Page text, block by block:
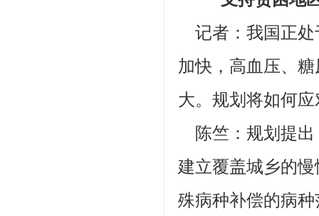
记者：我国正处
加快，高血压、
大。规划将如何应
陈竺：规划提出
建立覆盖城乡的
殊病种补偿的病